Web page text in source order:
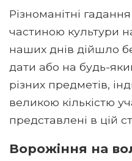
Різноманітні
частиною культури
наших днів дійшло
дати або на будь-
різних предметів,
великою кількістю
представлені в цій
Ворожіння на